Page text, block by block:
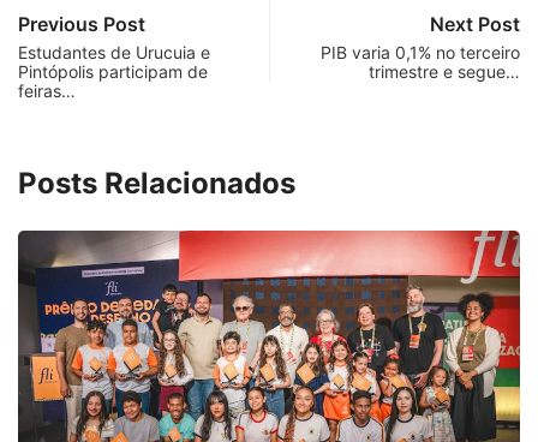
Previous Post
Estudantes de Urucuia e
Pintópolis participam de
feiras…
Next Post
PIB varia 0,1% no terceiro
trimestre e segue…
Posts Relacionados